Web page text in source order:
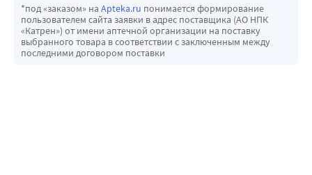
*под «заказом» на Apteka.ru понимается формирование
пользователем сайта заявки в адрес поставщика (АО НПК
«Катрен») от имени аптечной организации на поставку
выбранного товара в соответствии с заключенным между
последними договором поставки